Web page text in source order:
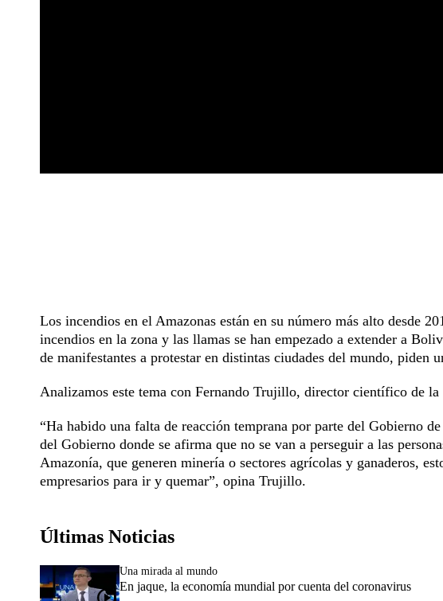
Los incendios en el Amazonas están en su número más alto desde
incendios en la zona y las llamas se han empezado a extender a
de manifestantes a protestar en distintas ciudades del mundo, piden
Analizamos este tema con Fernando Trujillo, director científico de la
“Ha habido una falta de reacción temprana por parte del Gobierno
del Gobierno donde se afirma que no se van a perseguir a las
Amazonía, que generen minería o sectores agrícolas y ganaderos,
empresarios para ir y quemar”, opina Trujillo.
Últimas Noticias
Una mirada al mundo
En jaque, la economía mundial por cuenta del coronavirus